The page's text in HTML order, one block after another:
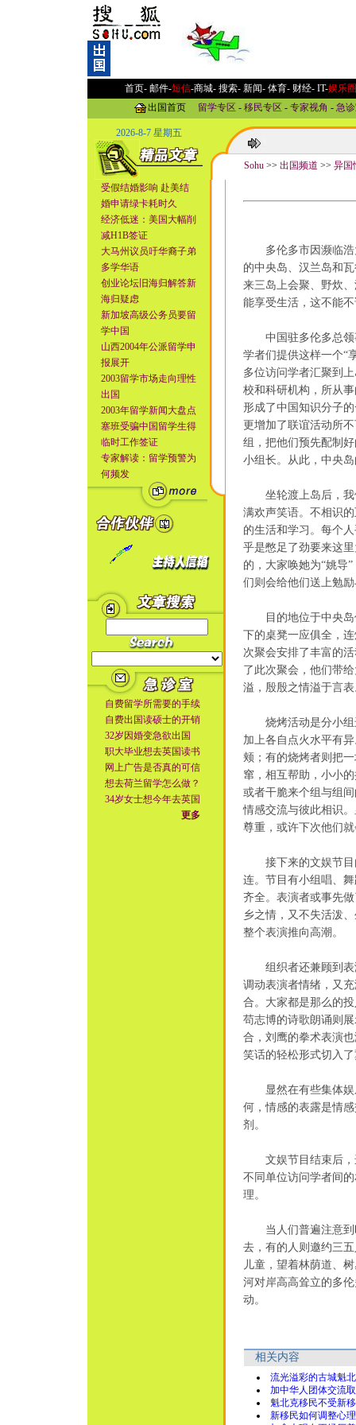
首页- 邮件-短信-商城- 搜索-新闻- 体育-财经- IT-娱乐圈
出国首页
留学专区- 移民专区- 专家视角 - 急
2026-8-7 星期五
受假结婚影响 赴美结
婚申请绿卡耗时久
经济低迷：美国大幅削
减H1B签证
大马州议员吁华裔子弟
多学华语
创业论坛旧海归解答新
海归疑虑
新加坡高级公务员要留
学中国
山西2004年公派留学申
报展开
2003留学市场走向理性
出国
2003年留学新闻大盘点
塞班受骗中国留学生得
临时工作签证
专家解读：留学预警为
何频发
自费留学所需要的手续
自费出国读硕士的开销
32岁因婚变急欲出国
职大毕业想去英国读书
网上广告是否真的可信
想去荷兰留学怎么做？
34岁女士想今年去英国
更多
Sohu >> 出国频道 >> 异国
多伦多市因濒临浩
的中央岛、汉兰岛和
来三岛上会聚、野炊
能享受生活，这不能
中国驻多伦多总领
学者们提供这样一个“
多位访问学者汇聚到
校和科研机构，所从
形成了中国知识分子
更增加了联谊活动所
组，把他们预先配制
小组长。从此，中央
坐轮渡上岛后，我
满欢声笑语。不相识
的生活和学习。每个
乎是憋足了劲要来这
的，大家唤她为“姚导
们则会给他们送上勉
目的地位于中央岛
下的桌凳一应俱全，
次聚会安排了丰富的
了此次聚会，他们带
溢，殷殷之情溢于言
烧烤活动是分小组
加上各自点火水平有
颊；有的烧烤者则把
窜，相互帮助，小小
或者干脆来个组与组
情感交流与彼此相识
尊重，或许下次他们
接下来的文娱节目
连。节目有小组唱、
齐全。表演者或事先
乡之情，又不失活泼
整个表演推向高潮。
组织者还兼顾到表
调动表演者情绪，又
合。大家都是那么的
苟志博的诗歌朗诵则
合，刘鹰的拳术表演
笑话的轻松形式切入
显然在有些集体娱
何，情感的表露是情
剂。
文娱节目结束后，
不同单位访问学者间
理。
当人们普遍注意到
去，有的人则邀约三
儿童，望着林荫道、
河对岸高高耸立的多
动。
相关内容
流光溢彩的古城魁
加中华人团体交流
魁北克移民不受新
新移民如何调整心理